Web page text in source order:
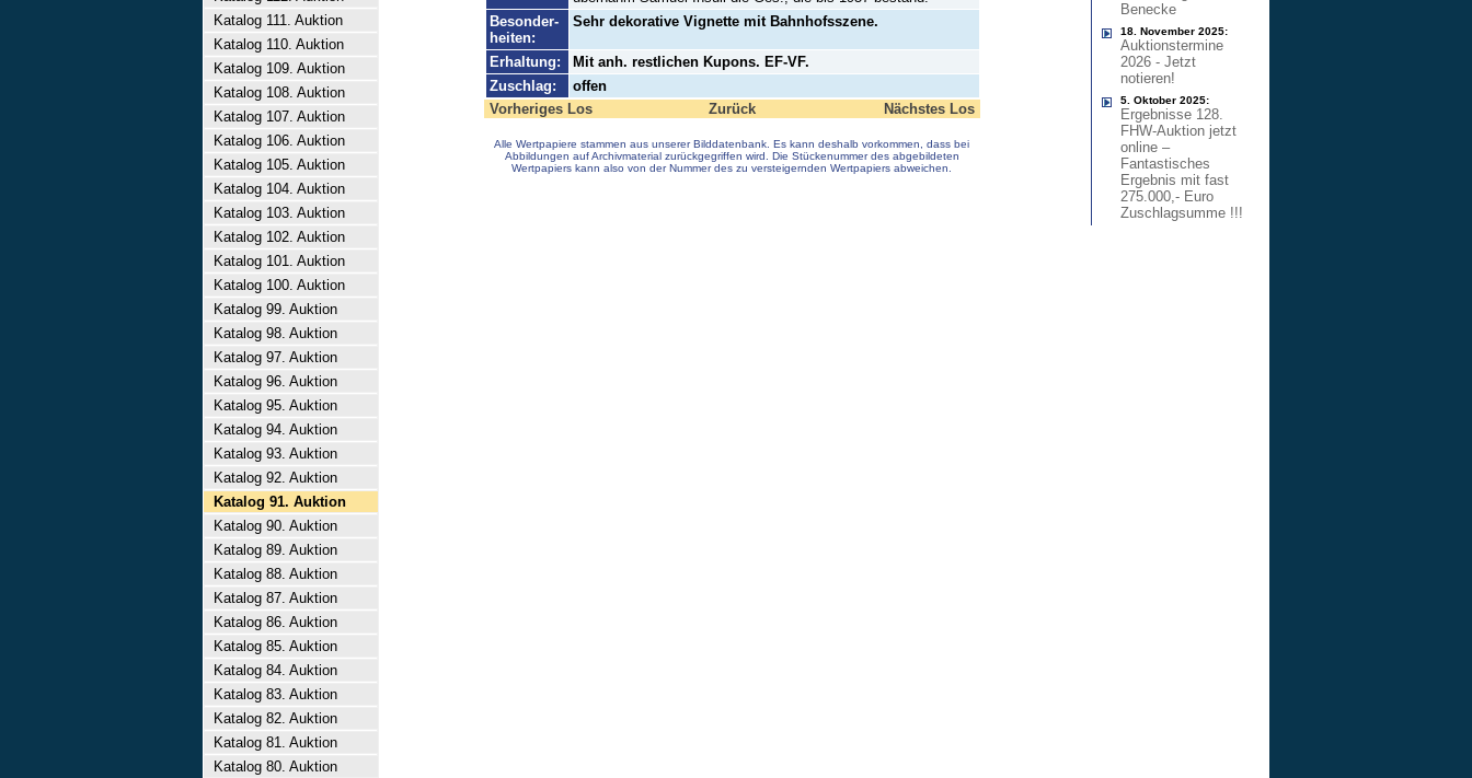
Katalog 111. Auktion
Katalog 110. Auktion
Katalog 109. Auktion
Katalog 108. Auktion
Katalog 107. Auktion
Katalog 106. Auktion
Katalog 105. Auktion
Katalog 104. Auktion
Katalog 103. Auktion
Katalog 102. Auktion
Katalog 101. Auktion
Katalog 100. Auktion
Katalog 99. Auktion
Katalog 98. Auktion
Katalog 97. Auktion
Katalog 96. Auktion
Katalog 95. Auktion
Katalog 94. Auktion
Katalog 93. Auktion
Katalog 92. Auktion
Katalog 91. Auktion
Katalog 90. Auktion
Katalog 89. Auktion
Katalog 88. Auktion
Katalog 87. Auktion
Katalog 86. Auktion
Katalog 85. Auktion
Katalog 84. Auktion
Katalog 83. Auktion
Katalog 82. Auktion
Katalog 81. Auktion
Katalog 80. Auktion
Besonder-
heiten:
Sehr dekorative Vignette mit Bahnhofsszene.
Erhaltung:
Mit anh. restlichen Kupons. EF-VF.
Zuschlag:
offen
Vorheriges Los
Zurück Nächstes Los
Alle Wertpapiere stammen aus unserer Bilddatenbank. Es kann deshalb vorkommen, dass bei
Abbildungen auf Archivmaterial zurückgegriffen wird. Die Stückenummer des abgebildeten
Wertpapiers kann also von der Nummer des zu versteigernden Wertpapiers abweichen.
Benecke
18. November 2025:
Auktionstermine
2026 - Jetzt
notieren!
5. Oktober 2025:
Ergebnisse 128.
FHW-Auktion jetzt
online –
Fantastisches
Ergebnis mit fast
275.000,- Euro
Zuschlagsumme !!!